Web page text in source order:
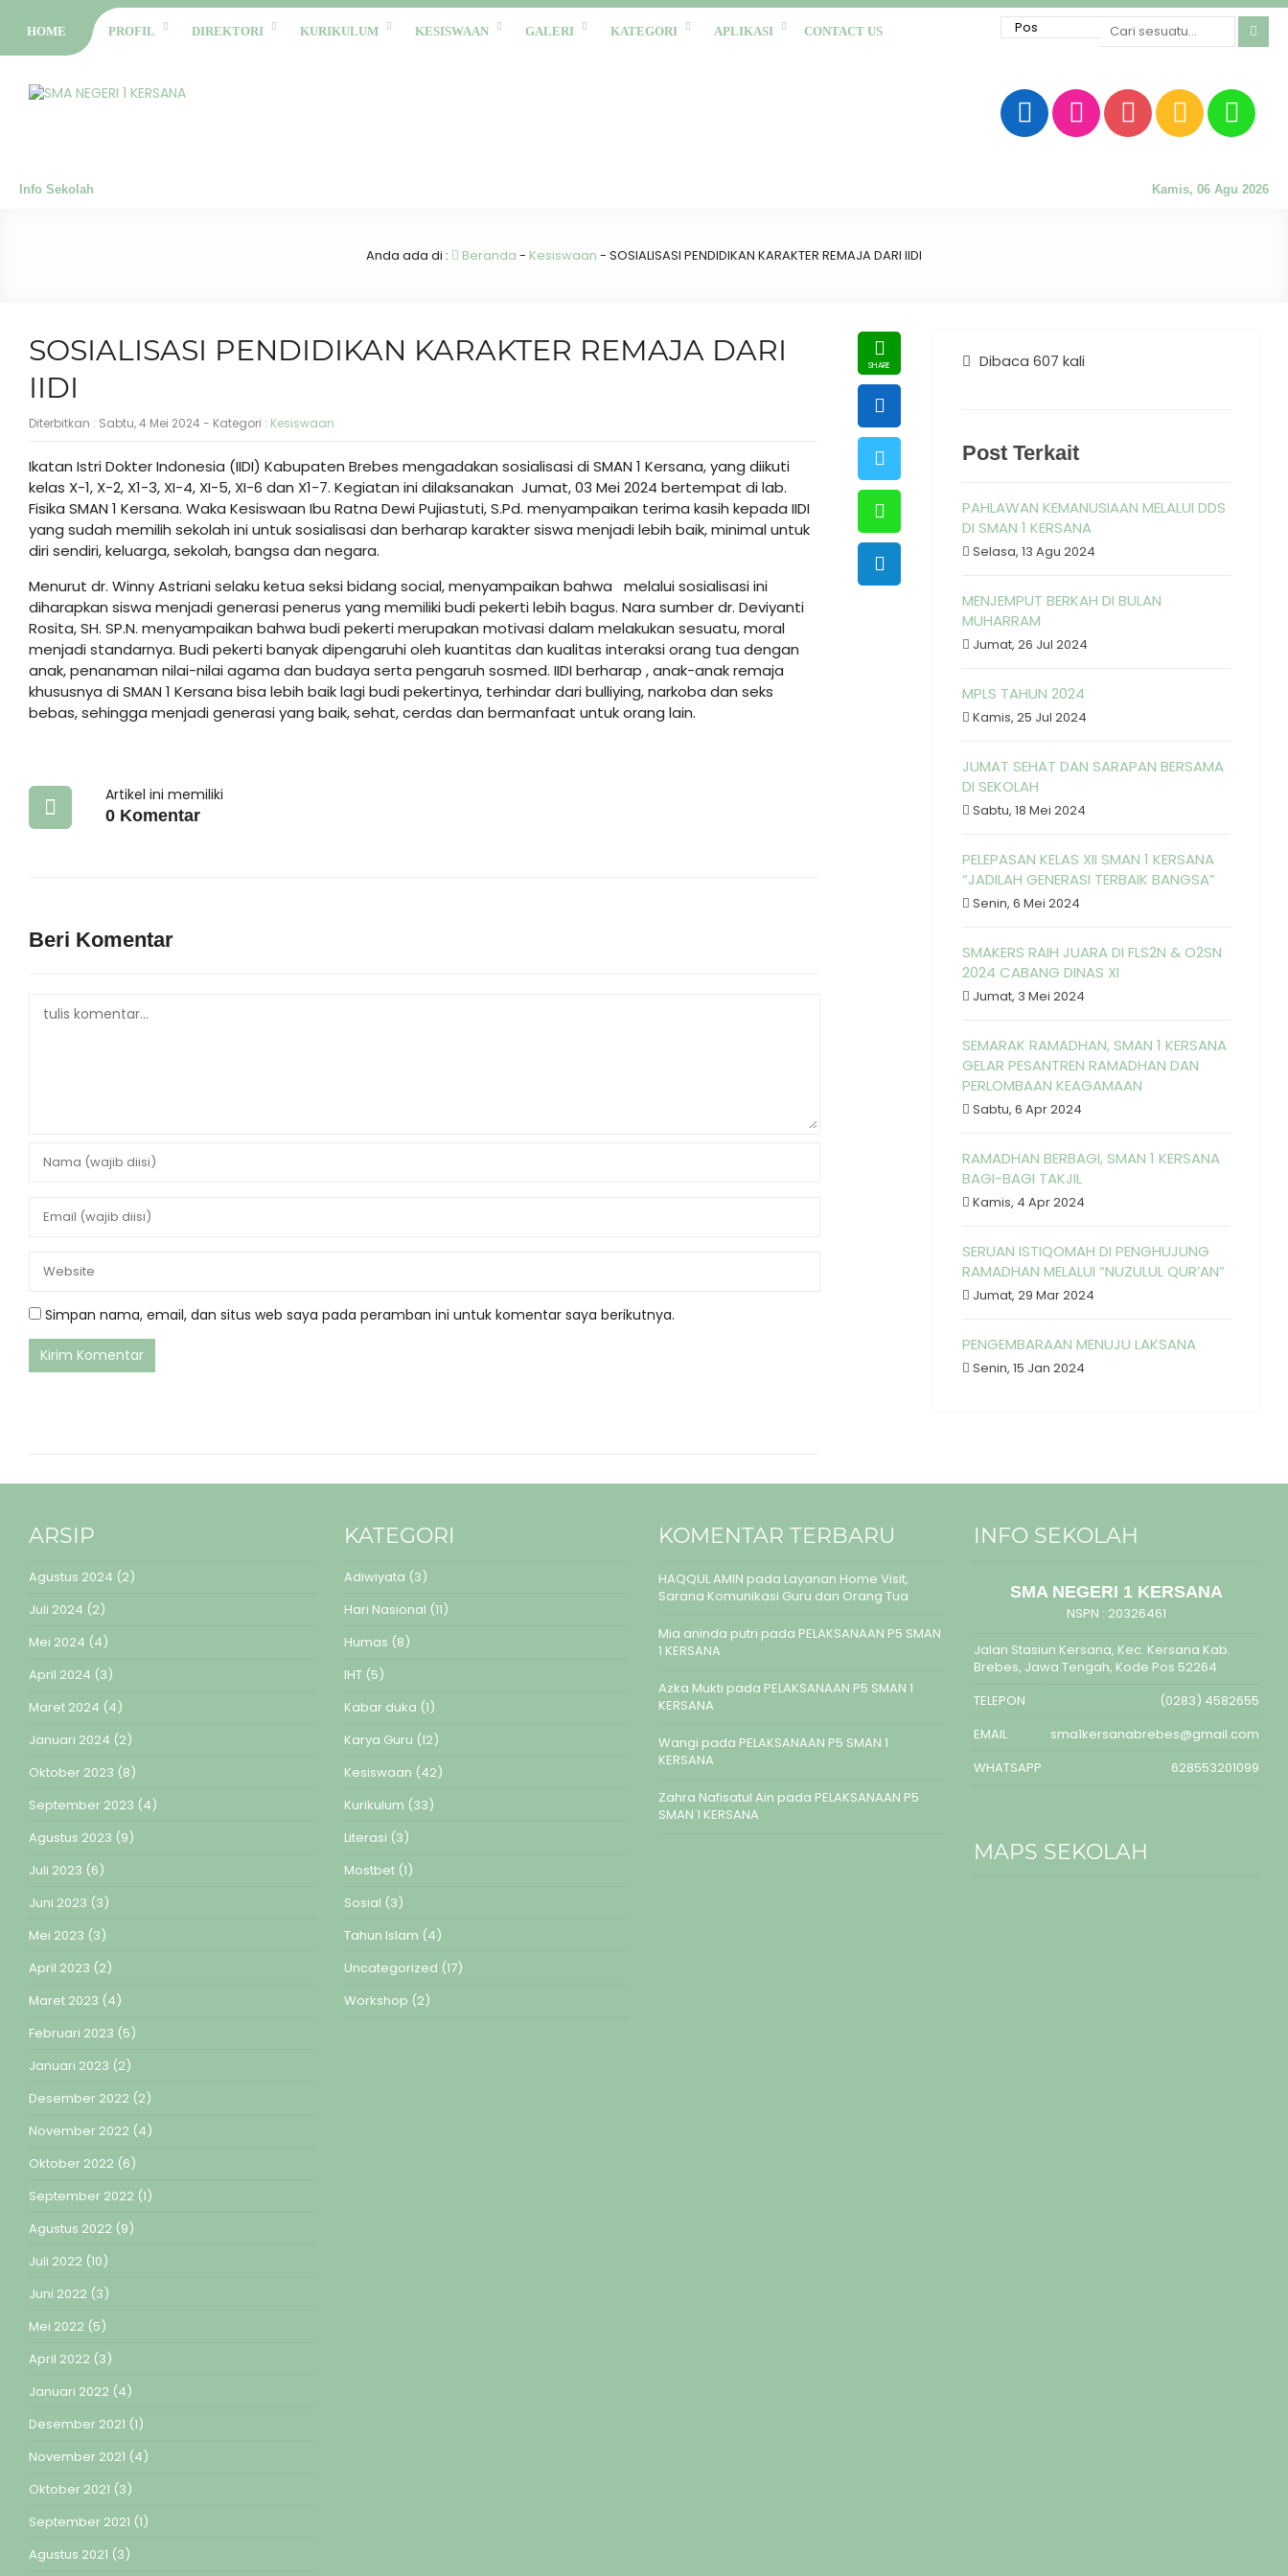
HOME PROFIL DIREKTORI KURIKULUM KESISWAAN GALERI KATEGORI APLIKASI CONTACT US
Info Sekolah Kamis, 06 Agu 2026
Anda ada di : Beranda - Kesiswaan - SOSIALISASI PENDIDIKAN KARAKTER REMAJA DARI IIDI
SOSIALISASI PENDIDIKAN KARAKTER REMAJA DARI
IIDI
Diterbitkan : Sabtu, 4 Mei 2024 - Kategori : Kesiswaan
Ikatan Istri Dokter Indonesia (IIDI) Kabupaten Brebes mengadakan sosialisasi di SMAN 1 Kersana, yang diikuti
kelas X-1, X-2, X1-3, XI-4, XI-5, XI-6 dan X1-7. Kegiatan ini dilaksanakan Jumat, 03 Mei 2024 bertempat di lab.
Fisika SMAN 1 Kersana. Waka Kesiswaan Ibu Ratna Dewi Pujiastuti, S.Pd. menyampaikan terima kasih kepada IIDI
yang sudah memilih sekolah ini untuk sosialisasi dan berharap karakter siswa menjadi lebih baik, minimal untuk
diri sendiri, keluarga, sekolah, bangsa dan negara.
Menurut dr. Winny Astriani selaku ketua seksi bidang social, menyampaikan bahwa melalui sosialisasi ini
diharapkan siswa menjadi generasi penerus yang memiliki budi pekerti lebih bagus. Nara sumber dr. Deviyanti
Rosita, SH. SP.N. menyampaikan bahwa budi pekerti merupakan motivasi dalam melakukan sesuatu, moral
menjadi standarnya. Budi pekerti banyak dipengaruhi oleh kuantitas dan kualitas interaksi orang tua dengan
anak, penanaman nilai-nilai agama dan budaya serta pengaruh sosmed. IIDI berharap , anak-anak remaja
khususnya di SMAN 1 Kersana bisa lebih baik lagi budi pekertinya, terhindar dari bulliying, narkoba dan seks
bebas, sehingga menjadi generasi yang baik, sehat, cerdas dan bermanfaat untuk orang lain.
Artikel ini memiliki
0 Komentar
Beri Komentar
Simpan nama, email, dan situs web saya pada peramban ini untuk komentar saya berikutnya.
Dibaca 607 kali
Post Terkait
PAHLAWAN KEMANUSIAAN MELALUI DDS
DI SMAN 1 KERSANA
Selasa, 13 Agu 2024
MENJEMPUT BERKAH DI BULAN
MUHARRAM
Jumat, 26 Jul 2024
MPLS TAHUN 2024
Kamis, 25 Jul 2024
JUMAT SEHAT DAN SARAPAN BERSAMA
DI SEKOLAH
Sabtu, 18 Mei 2024
PELEPASAN KELAS XII SMAN 1 KERSANA
“JADILAH GENERASI TERBAIK BANGSA”
Senin, 6 Mei 2024
SMAKERS RAIH JUARA DI FLS2N & O2SN
2024 CABANG DINAS XI
Jumat, 3 Mei 2024
SEMARAK RAMADHAN, SMAN 1 KERSANA
GELAR PESANTREN RAMADHAN DAN
PERLOMBAAN KEAGAMAAN
Sabtu, 6 Apr 2024
RAMADHAN BERBAGI, SMAN 1 KERSANA
BAGI-BAGI TAKJIL
Kamis, 4 Apr 2024
SERUAN ISTIQOMAH DI PENGHUJUNG
RAMADHAN MELALUI “NUZULUL QUR’AN”
Jumat, 29 Mar 2024
PENGEMBARAAN MENUJU LAKSANA
Senin, 15 Jan 2024
ARSIP
Agustus 2024 (2)
Juli 2024 (2)
Mei 2024 (4)
April 2024 (3)
Maret 2024 (4)
Januari 2024 (2)
Oktober 2023 (8)
September 2023 (4)
Agustus 2023 (9)
Juli 2023 (6)
Juni 2023 (3)
Mei 2023 (3)
April 2023 (2)
Maret 2023 (4)
Februari 2023 (5)
Januari 2023 (2)
Desember 2022 (2)
November 2022 (4)
Oktober 2022 (6)
September 2022 (1)
Agustus 2022 (9)
Juli 2022 (10)
Juni 2022 (3)
Mei 2022 (5)
April 2022 (3)
Januari 2022 (4)
Desember 2021 (1)
November 2021 (4)
Oktober 2021 (3)
September 2021 (1)
Agustus 2021 (3)
KATEGORI
Adiwiyata (3)
Hari Nasional (11)
Humas (8)
IHT(5)
Kabar duka (1)
Karya Guru (12)
Kesiswaan (42)
Kurikulum (33)
Literasi (3)
Mostbet(1)
Sosial (3)
Tahun Islam (4)
Uncategorized (17)
Workshop (2)
KOMENTAR TERBARU
HAQQUL AMIN pada Layanan Home Visit,
Sarana Komunikasi Guru dan Orang Tua
Mia aninda putri pada PELAKSANAAN P5 SMAN
1 KERSANA
Azka Mukti pada PELAKSANAAN P5 SMAN 1
KERSANA
Wangi pada PELAKSANAAN P5 SMAN 1
KERSANA
Zahra Nafisatul Ain pada PELAKSANAAN P5
SMAN 1 KERSANA
INFO SEKOLAH
SMA NEGERI 1 KERSANA
NSPN : 20326461
Jalan Stasiun Kersana, Kec. Kersana Kab.
Brebes, Jawa Tengah, Kode Pos 52264
TELEPON
(0283) 4582655
EMAIL
sma1kersanabrebes@gmail.com
WHATSAPP
628553201099
MAPS SEKOLAH